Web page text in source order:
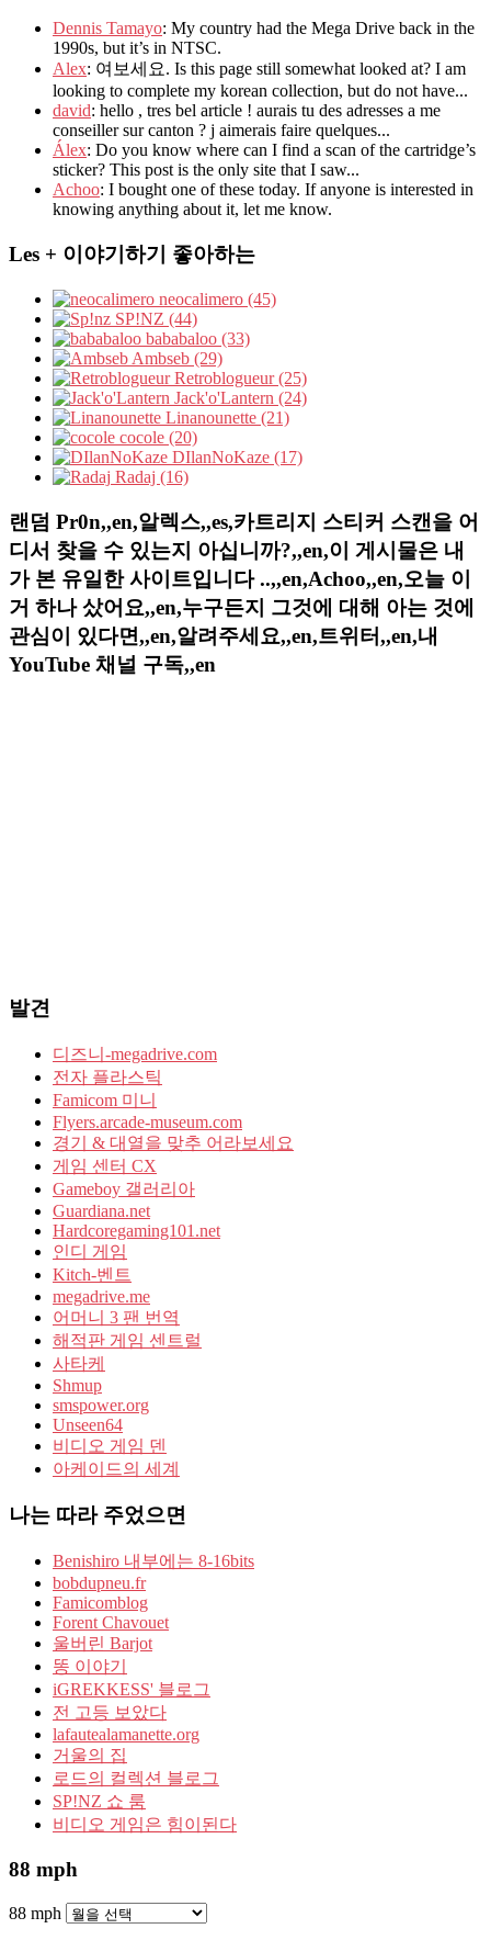
Dennis Tamayo: My country had the Mega Drive back in the
1990s, but it’s in NTSC.
Alex: 여보세요. Is this page still somewhat looked at? I am
looking to complete my korean collection, but do not have...
david: hello , tres bel article ! aurais tu des adresses a me
conseiller sur canton ? j aimerais faire quelques...
Álex: Do you know where can I find a scan of the cartridge’s
sticker? This post is the only site that I saw...
Achoo: I bought one of these today. If anyone is interested in
knowing anything about it, let me know.
Les + 이야기하기 좋아하는
neocalimero (45)
SP!NZ (44)
bababaloo (33)
Ambseb (29)
Retroblogueur (25)
Jack'o'Lantern (24)
Linanounette (21)
cocole (20)
DIlanNoKaze (17)
Radaj (16)
랜덤 Pr0n,,en,알렉스,,es,카트리지 스티커 스캔을 어
디서 찾을 수 있는지 아십니까?,,en,이 게시물은 내
가 본 유일한 사이트입니다 ..,,en,Achoo,,en,오늘 이
거 하나 샀어요,,en,누구든지 그것에 대해 아는 것에
관심이 있다면,,en,알려주세요,,en,트위터,,en,내
YouTube 채널 구독,,en
발견
디즈니-megadrive.com
전자 플라스틱
Famicom 미니
Flyers.arcade-museum.com
경기 & 대열을 맞추 어라보세요
게임 센터 CX
Gameboy 갤러리아
Guardiana.net
Hardcoregaming101.net
인디 게임
Kitch-벤트
megadrive.me
어머니 3 팬 번역
해적판 게임 센트럴
사타케
Shmup
smspower.org
Unseen64
비디오 게임 덴
아케이드의 세계
나는 따라 주었으면
Benishiro 내부에는 8-16bits
bobdupneu.fr
Famicomblog
Forent Chavouet
울버린 Barjot
똥 이야기
iGREKKESS' 블로그
전 고등 보았다
lafautealamanette.org
거울의 집
로드의 컬렉션 블로그
SP!NZ 쇼 룸
비디오 게임은 힘이된다
88 mph
88 mph